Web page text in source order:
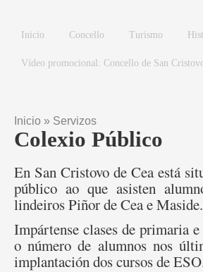
Inicio Concello Turismo
Vídeo promocional: Concello de San
Vostede está aquí
Inicio » Servizos
Colexio Público
En San Cristovo de Cea está
público ao que asisten
lindeiros Piñor de Cea e Maside.
Impártense clases de primaria
o número de alumnos nos
implantación dos cursos de